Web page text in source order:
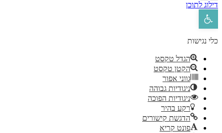
לתוכן
פתח סרגל נגישות
נגישות
הגדל טקסט
הקטן טקסט
גווני אפור
ניגודיות גבוהה
ניגודיות הפוכה
רקע בהיר
הדגשת קישורים
פונט קריא